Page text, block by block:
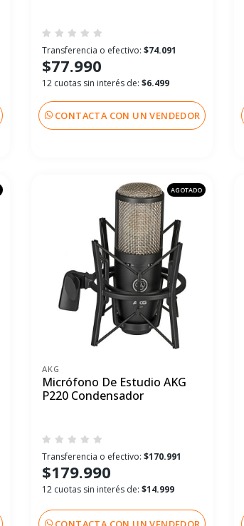
Transferencia o efectivo: $74.091
$77.990
12 cuotas sin interés de: $6.499
CONTACTA CON UN VENDEDOR
AGOTADO
AKG
Micrófono De Estudio AKG
P220 Condensador
Transferencia o efectivo: $170.991
$179.990
12 cuotas sin interés de: $14.999